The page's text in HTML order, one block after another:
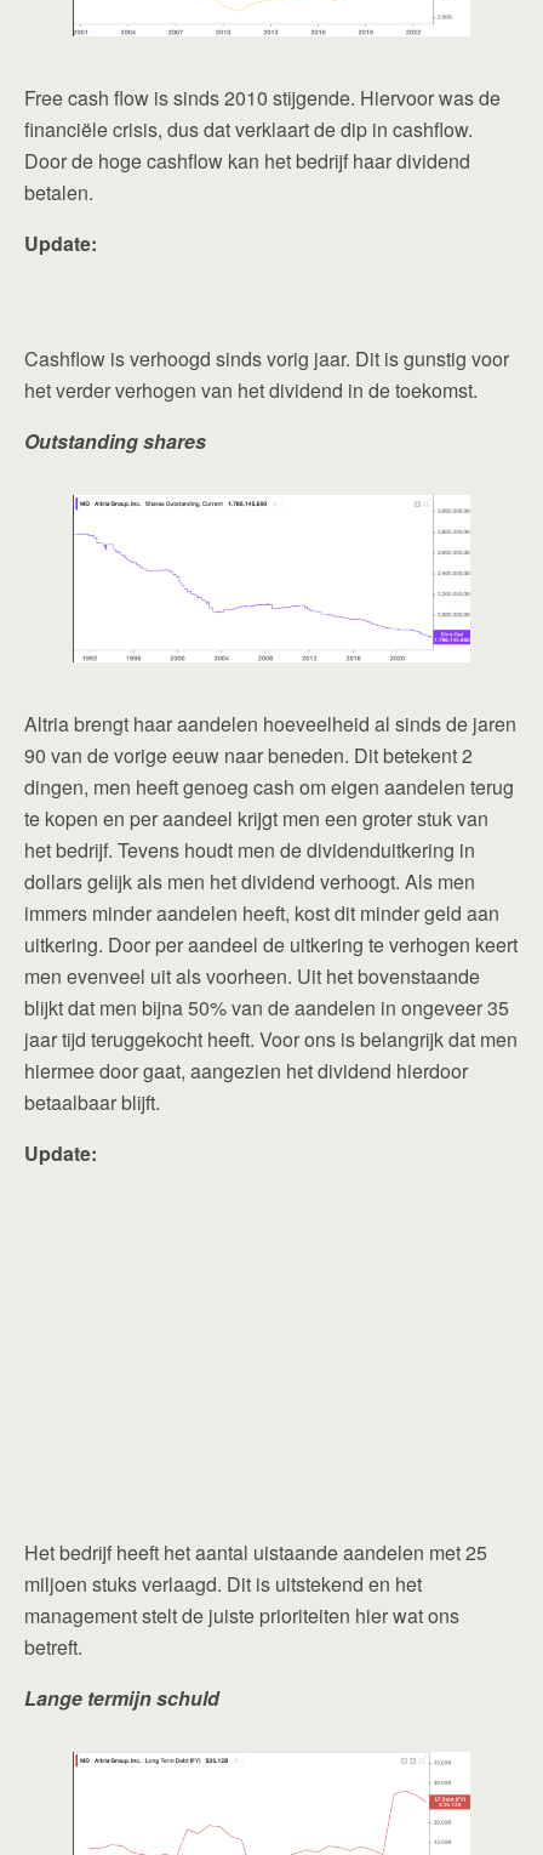
Free cash flow is sinds 2010 stijgende. Hiervoor was de
financiële crisis, dus dat verklaart de dip in cashflow.
Door de hoge cashflow kan het bedrijf haar dividend
betalen.
Update:
Cashflow is verhoogd sinds vorig jaar. Dit is gunstig voor
het verder verhogen van het dividend in de toekomst.
Outstanding shares
Altria brengt haar aandelen hoeveelheid al sinds de jaren
90 van de vorige eeuw naar beneden. Dit betekent 2
dingen, men heeft genoeg cash om eigen aandelen terug
te kopen en per aandeel krijgt men een groter stuk van
het bedrijf. Tevens houdt men de dividenduitkering in
dollars gelijk als men het dividend verhoogt. Als men
immers minder aandelen heeft, kost dit minder geld aan
uitkering. Door per aandeel de uitkering te verhogen keert
men evenveel uit als voorheen. Uit het bovenstaande
blijkt dat men bijna 50% van de aandelen in ongeveer 35
jaar tijd teruggekocht heeft. Voor ons is belangrijk dat men
hiermee door gaat, aangezien het dividend hierdoor
betaalbaar blijft.
Update:
Het bedrijf heeft het aantal uistaande aandelen met 25
miljoen stuks verlaagd. Dit is uitstekend en het
management stelt de juiste prioriteiten hier wat ons
betreft.
Lange termijn schuld